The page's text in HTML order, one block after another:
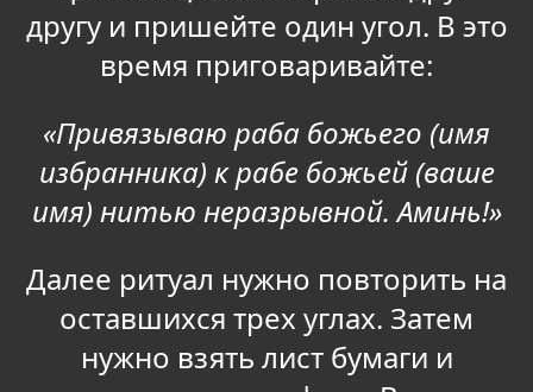
другу и пришейте один угол. В это
время приговаривайте:
«Привязываю раба божьего (имя
избранника) к рабе божьей (ваше
имя) нитью неразрывной. Аминь!»
Далее ритуал нужно повторить на
оставшихся трех углах. Затем
нужно взять лист бумаги и